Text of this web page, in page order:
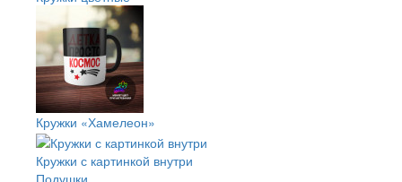
Кружки «Хамелеон»
Кружки с картинкой внутри
Подушки